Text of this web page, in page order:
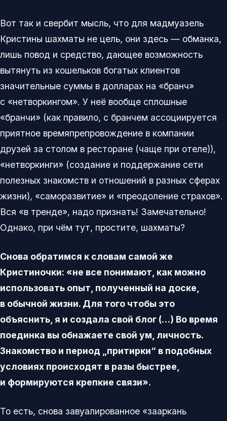
Вот так и свербит мысль, что для мадмуазель
Кристины шахматы не цель, они здесь — обманка,
лишь повод и средство, дающее возможность
вытянуть из кошельков богатых клиентов
значительные суммы в долларах на «бранч»
с «нетворкингом». У неё вообще сплошные
«бранчи» (как правило, с бранчем ассоциируется
приятное времяпрепровождение в компании
друзей за столом в ресторане (чаще при отеле)),
«нетворкинги» (создание и поддержание сети
полезных знакомств и отношений в разных сферах
жизни), «саморазвитие» и «преодоление страхов».
Вся «в тренде», надо признать! Замечательно!
Однако, при чём тут, простите, шахматы?
Снова обратимся к словам самой же
Кристиночки: «не все понимают, как можно
использовать опыт, полученный на доске,
в обычной жизни. Для того чтобы это
объяснить, я и создала свой блог (…) Во время
поединка вы обнажаете свой ум, личность.
Знакомство и период „притирки“ в подобных
условиях происходят в разы быстрее,
и формируются крепкие связи».
То есть, снова завуалированное «зааркань